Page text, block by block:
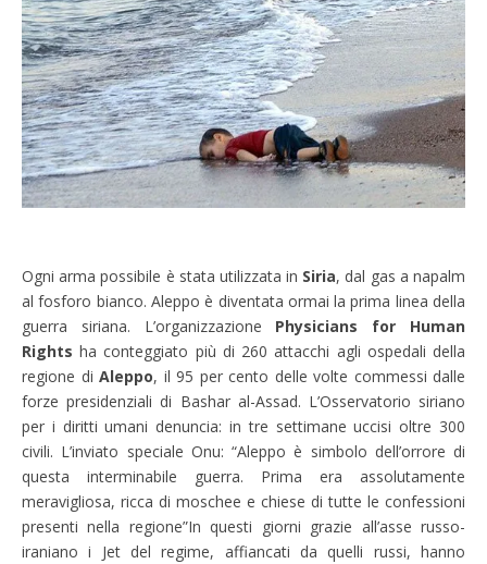
Ogni arma possibile è stata utilizzata in Siria, dal gas a napalm
al fosforo bianco. Aleppo è diventata ormai la prima linea della
guerra siriana. L’organizzazione Physicians for Human
Rights ha conteggiato più di 260 attacchi agli ospedali della
regione di Aleppo, il 95 per cento delle volte commessi dalle
forze presidenziali di Bashar al-Assad. L’Osservatorio siriano
per i diritti umani denuncia: in tre settimane uccisi oltre 300
civili. L’inviato speciale Onu: “Aleppo è simbolo dell’orrore di
questa interminabile guerra. Prima era assolutamente
meravigliosa, ricca di moschee e chiese di tutte le confessioni
presenti nella regione”In questi giorni grazie all’asse russo-
iraniano i Jet del regime, affiancati da quelli russi, hanno